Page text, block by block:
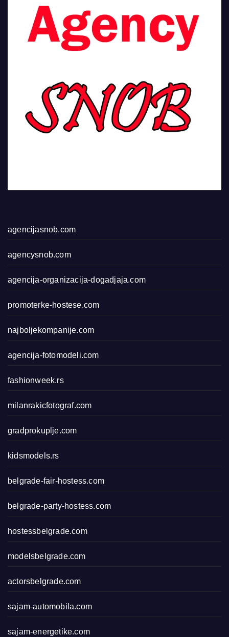
agencijasnob.com
agencysnob.com
agencija-organizacija-dogadjaja.com
promoterke-hostese.com
najboljekompanije.com
agencija-fotomodeli.com
fashionweek.rs
milanrakicfotograf.com
gradprokuplje.com
kidsmodels.rs
belgrade-fair-hostess.com
belgrade-party-hostess.com
hostessbelgrade.com
modelsbelgrade.com
actorsbelgrade.com
sajam-automobila.com
sajam-energetike.com